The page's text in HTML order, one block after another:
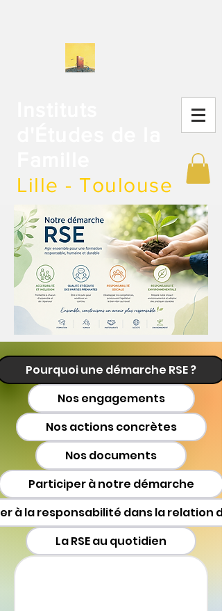
Lille - Toulouse
Pourquoi une démarche RSE ?
Nos engagements
Nos actions concrètes
Nos documents
Participer à notre démarche
à la responsabilité dans la relation
La RSE au quotidien